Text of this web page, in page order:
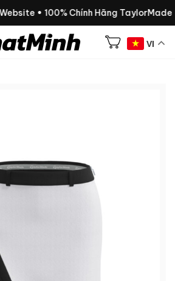
• 100% Chính Hãng TaylorMade
VI